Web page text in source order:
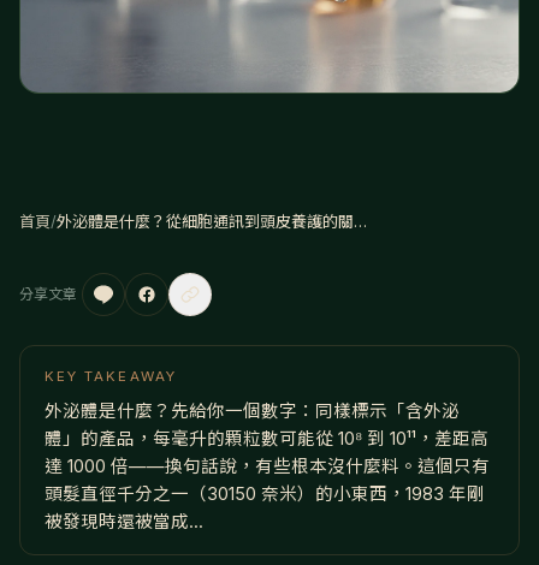
首頁/ 外泌體是什麼？從細胞通訊到頭皮養護的關鍵角色
分享文章
KEY TAKEAWAY
外泌體是什麼？先給你一個數字：同樣標示「含外泌
體」的產品，每毫升的顆粒數可能從 10⁸ 到 10¹¹，差距高
達 1000 倍——換句話說，有些根本沒什麼料。這個只有
頭髮直徑千分之一（30150 奈米）的小東西，1983 年剛
被發現時還被當成...